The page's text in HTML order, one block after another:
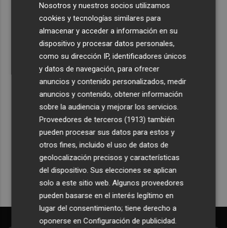
Las '200 vidas' que llevaron a Paco Rabal de Águilas a la
cima del cine: un documental recupera la voz y la mirada
del actor
Recibe toda la actualidad de
Plaza Podcast en tu correo
Quiero suscribirme
Nosotros y nuestros socios utilizamos
cookies y tecnologías similares para
almacenar y acceder a información en su
dispositivo y procesar datos personales,
como su dirección IP, identificadores únicos
y datos de navegación, para ofrecer
anuncios y contenido personalizados, medir
anuncios y contenido, obtener información
sobre la audiencia y mejorar los servicios.
Proveedores de terceros (1913) también
pueden procesar sus datos para estos y
otros fines, incluido el uso de datos de
geolocalización precisos y características
del dispositivo. Sus elecciones se aplican
solo a este sitio web. Algunos proveedores
pueden basarse en el interés legítimo en
lugar del consentimiento; tiene derecho a
oponerse enConfiguración de publicidad